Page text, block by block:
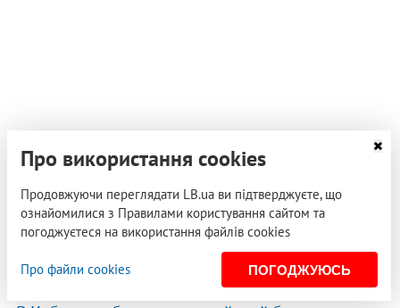
Про використання cookies
Продовжуючи переглядати LB.ua ви підтверджуєте, що
ознайомилися з Правилами користування сайтом та
погоджуєтеся на використання файлів cookies
Про файли cookies ПОГОДЖУЮСЬ